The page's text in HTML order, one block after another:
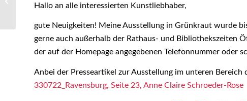
Hallo an alle interessierten Kunstliebhaber,
gute Neuigkeiten! Meine Ausstellung in Grünkraut wurde
gerne auch außerhalb der Rathaus- und Bibliothekszeiten
der auf der Homepage angegebenen Telefonnummer oder
Anbei der Presseartikel zur Ausstellung im unteren Bereich
330722_Ravensburg, Seite 23, Anne Claire Schroeder-Rose
Schussenried